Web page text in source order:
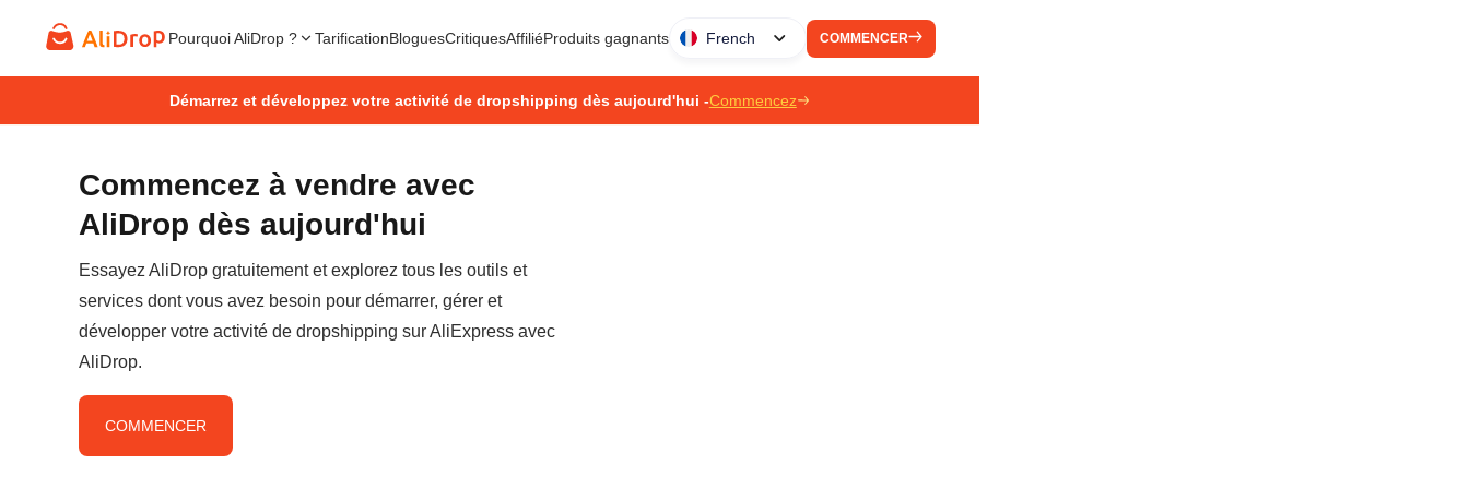
Pourquoi AliDrop ? TarificationBloguesCritiquesAffiliéProduits gagnants French COMMENCER
Démarrez et développez votre activité de dropshipping dès aujourd'hui -Commencez
Commencez à vendre avec
AliDrop dès aujourd'hui
Essayez AliDrop gratuitement et explorez tous les outils et
services dont vous avez besoin pour démarrer, gérer et
développer votre activité de dropshipping sur AliExpress avec
AliDrop.
COMMENCER